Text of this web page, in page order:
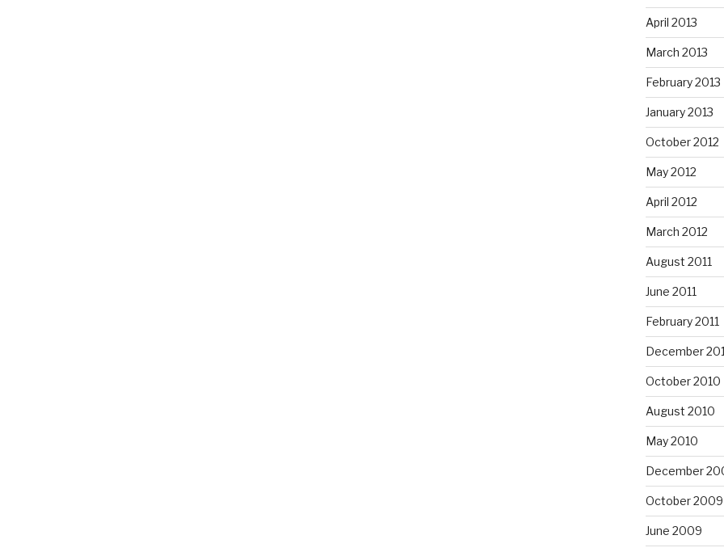
April 2013
March 2013
February 2013
January 2013
October 2012
May 2012
April 2012
March 2012
August 2011
June 2011
February 2011
December
October 2010
August 2010
May 2010
December
October 2009
June 2009